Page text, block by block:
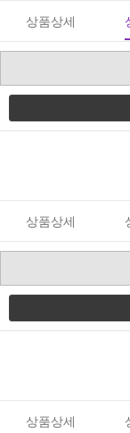
상품상세
상품상세
상품상세